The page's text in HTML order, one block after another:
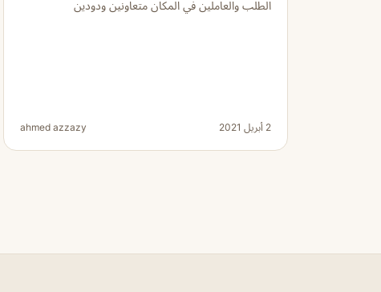
الطلب والعاملين في المكان متعاونين ودودين
2 أبريل 2021 ahmed azzazy